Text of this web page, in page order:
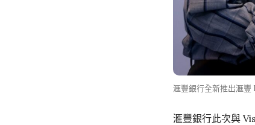
滙豐銀行全新推出滙豐
滙豐銀行此次與